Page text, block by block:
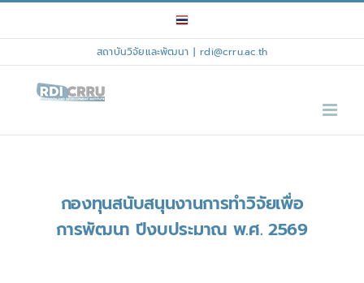
Skip
สถาบันวิจัยและพัฒนา | rdi@crru.ac.th
กองทุนสนับสนุนงานการทำวิจัยเพื่อ
การพัฒนา ปีงบประมาณ พ.ศ. 2569